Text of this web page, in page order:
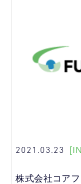
2021.03.23
株式会社コア